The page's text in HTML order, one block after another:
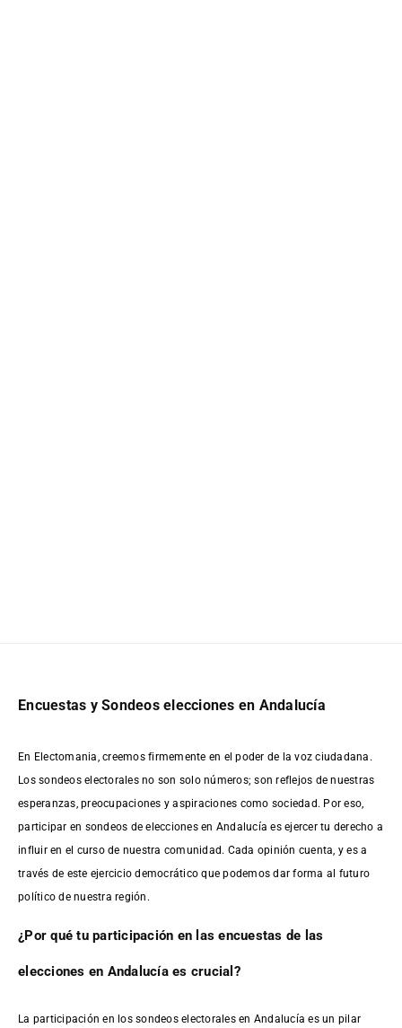
Encuestas y Sondeos elecciones en Andalucía
En Electomania, creemos firmemente en el poder de la voz ciudadana.
Los sondeos electorales no son solo números; son reflejos de nuestras
esperanzas, preocupaciones y aspiraciones como sociedad. Por eso,
participar en sondeos de elecciones en Andalucía es ejercer tu derecho a
influir en el curso de nuestra comunidad. Cada opinión cuenta, y es a
través de este ejercicio democrático que podemos dar forma al futuro
político de nuestra región.
¿Por qué tu participación en las encuestas de las
elecciones en Andalucía es crucial?
La participación en los sondeos electorales en Andalucía es un pilar